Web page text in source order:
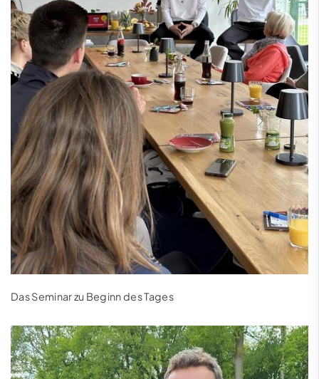
Das Seminar zu Beginn des Tages